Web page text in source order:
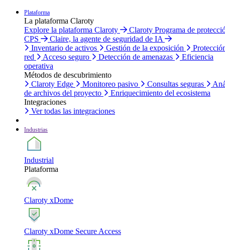
Plataforma
La plataforma Claroty
Explore la plataforma Claroty
Claroty Programa de
CPS
Claire, la agente de seguridad de IA
Inventario de activos
Gestión de la exposición
red
Acceso seguro Detección de amenazas
Eficiencia
operativa
Métodos de descubrimiento
Claroty Edge
Monitoreo pasivo Consultas seguras
de archivos del proyecto
Enriquecimiento del ecosistema
Integraciones
Ver todas las integraciones
Industrias
Industrial
Plataforma
Claroty xDome
Claroty xDome Secure Access